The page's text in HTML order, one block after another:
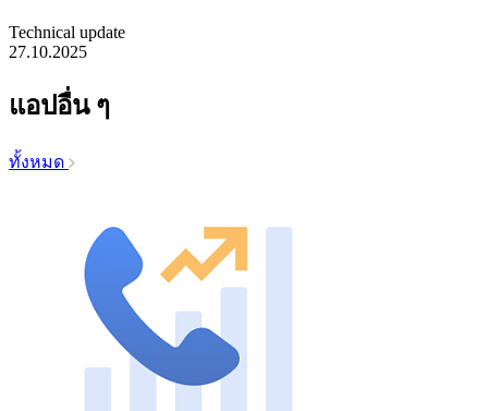
Technical update
27.10.2025
แอปอื่น ๆ
ทั้งหมด